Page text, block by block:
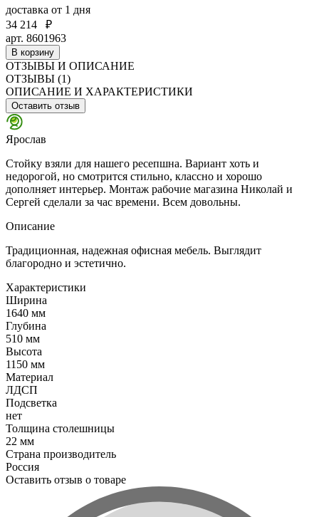
доставка от 1 дня
34 214
₽
арт. 8601963
В корзину
ОТЗЫВЫ И ОПИСАНИЕ
ОТЗЫВЫ (1)
ОПИСАНИЕ И ХАРАКТЕРИСТИКИ
Оставить отзыв
Ярослав
Стойку взяли для нашего ресепшна. Вариант хоть и
недорогой, но смотрится стильно, классно и хорошо
дополняет интерьер. Монтаж рабочие магазина Николай и
Сергей сделали за час времени. Всем довольны.
Описание
Традиционная, надежная офисная мебель. Выглядит
благородно и эстетично.
Характеристики
Ширина
1640 мм
Глубина
510 мм
Высота
1150 мм
Материал
ЛДСП
Подсветка
нет
Толщина столешницы
22 мм
Страна производитель
Россия
Оставить отзыв о товаре